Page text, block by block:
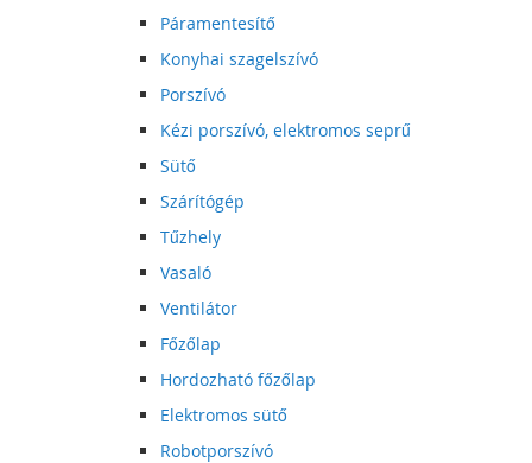
Páramentesítő
Konyhai szagelszívó
Porszívó
Kézi porszívó, elektromos seprű
Sütő
Szárítógép
Tűzhely
Vasaló
Ventilátor
Főzőlap
Hordozható főzőlap
Elektromos sütő
Robotporszívó